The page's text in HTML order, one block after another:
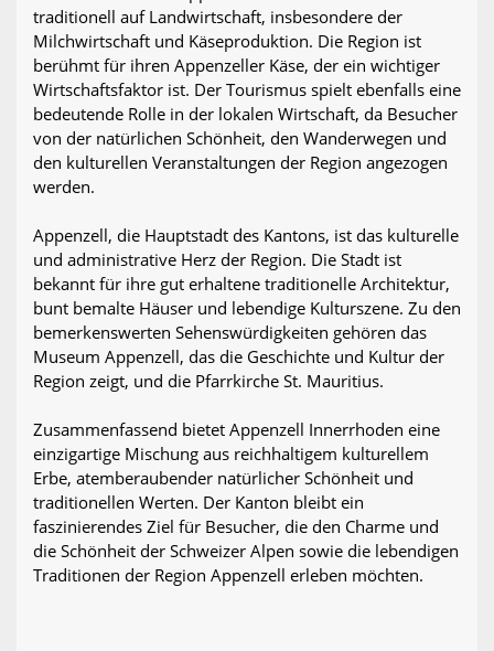
traditionell auf Landwirtschaft, insbesondere der
Milchwirtschaft und Käseproduktion. Die Region ist
berühmt für ihren Appenzeller Käse, der ein wichtiger
Wirtschaftsfaktor ist. Der Tourismus spielt ebenfalls eine
bedeutende Rolle in der lokalen Wirtschaft, da Besucher
von der natürlichen Schönheit, den Wanderwegen und
den kulturellen Veranstaltungen der Region angezogen
werden.
Appenzell, die Hauptstadt des Kantons, ist das kulturelle
und administrative Herz der Region. Die Stadt ist
bekannt für ihre gut erhaltene traditionelle Architektur,
bunt bemalte Häuser und lebendige Kulturszene. Zu den
bemerkenswerten Sehenswürdigkeiten gehören das
Museum Appenzell, das die Geschichte und Kultur der
Region zeigt, und die Pfarrkirche St. Mauritius.
Zusammenfassend bietet Appenzell Innerrhoden eine
einzigartige Mischung aus reichhaltigem kulturellem
Erbe, atemberaubender natürlicher Schönheit und
traditionellen Werten. Der Kanton bleibt ein
faszinierendes Ziel für Besucher, die den Charme und
die Schönheit der Schweizer Alpen sowie die lebendigen
Traditionen der Region Appenzell erleben möchten.